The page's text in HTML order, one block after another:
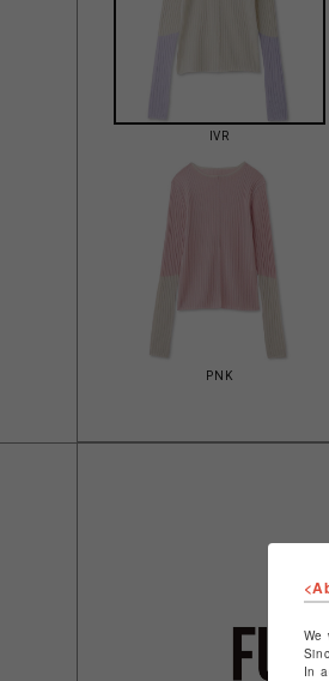
IVR
PNK
We
In